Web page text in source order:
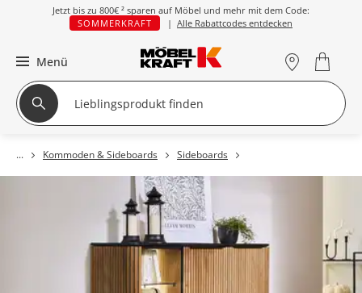
Jetzt bis zu 800€ ² sparen auf Möbel und mehr mit dem Code:
SOMMERKRAFT
| Alle Rabattcodes entdecken
Menü
Kommoden & Sideboards Sideboards